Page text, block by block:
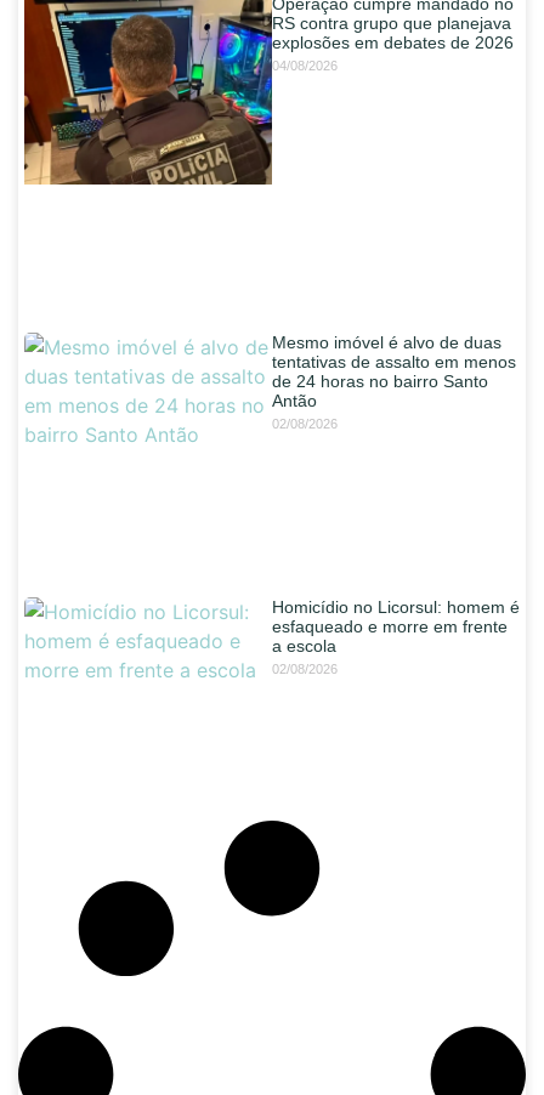
RS contra grupo que planejava
explosões em debates de 2026
04/08/2026
Mesmo imóvel é alvo de duas
tentativas de assalto em menos
de 24 horas no bairro Santo
Antão
02/08/2026
Homicídio no Licorsul: homem é
esfaqueado e morre em frente
a escola
02/08/2026